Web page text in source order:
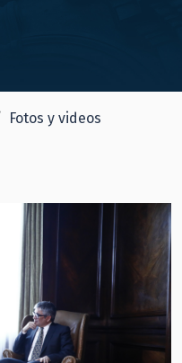
Fotos y videos